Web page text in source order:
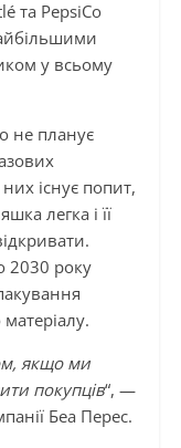
та PepsiCo
у всьому
не планує
існує попит,
легка і її
2030 року
якщо ми
покупців“, —
Беа Перес.